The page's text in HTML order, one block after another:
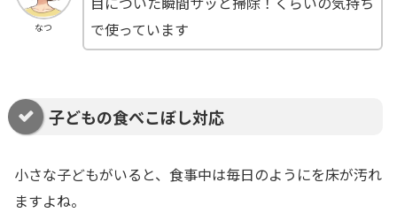
なつ
で使っています
子どもの食べこぼし対応
小さな子どもがいると、食事中は毎日のようにを床が汚れ
ますよね。